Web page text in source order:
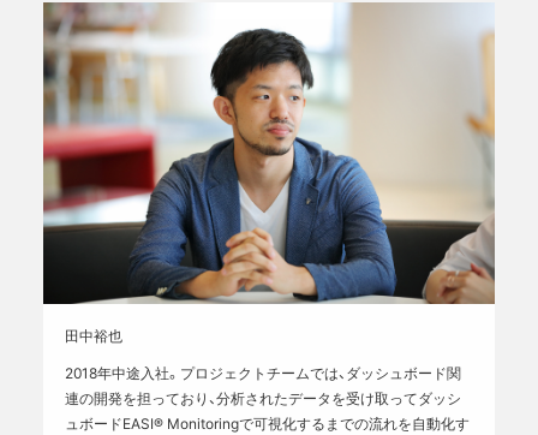
田中裕也
2018年中途入社。プロジェクトチームでは、ダッシュボード関
連の開発を担っており、分析されたデータを受け取ってダッシ
ュボードEASI® Monitoringで可視化するまでの流れを自動化す